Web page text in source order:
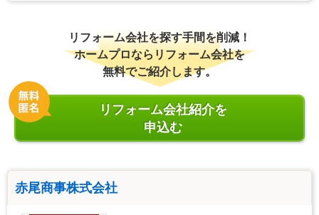
リフォーム会社を探す手間を削減！
ホームプロならリフォーム会社を
無料でご紹介します。
リフォーム会社紹介を
申込む
赤尾商事株式会社